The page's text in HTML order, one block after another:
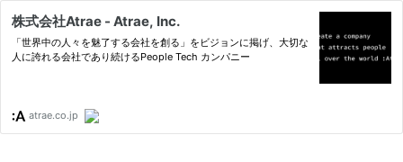
株式会社Atrae - Atrae, Inc.
「世界中の人々を魅了する会社を創る」をビジョンに掲げ、大切な
人に誇れる会社であり続けるPeople Tech カンパニー
atrae.co.jp